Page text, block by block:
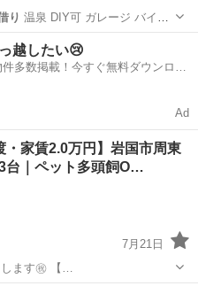
り 温泉 DIY可 ガレージ バイク
買 資材
越したい😢
多数掲載！今すぐ無料ダウンロー
Ad
・家賃2.0万円】岩国市周東
台｜ペット多頭飼O…
7月21日
続ければ、無償でお譲りします㊗️ 【…